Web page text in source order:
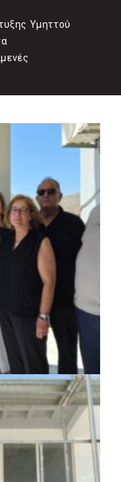
Υμηττού
φέρει